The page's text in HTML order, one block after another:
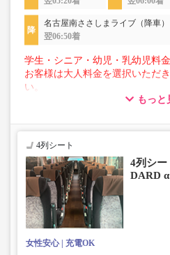
名古屋南ささしまライブ（降車）
翌06:50着
学生・シニア・幼児・乳幼児料
お客様は大人料金を選択いただ
い。
■トランクにてお預かりできる荷
・3辺合計160cm以内、かつ10kg
■お預かりできない荷物（貴重品
可）
楽器・自転車（折りたたみ含む
物、壊れ物、危険物、貴重品、ペ
上記「トランクにてお預かりで
もっと
4列シート
4列シ
DARD α
女性安心 充電OK